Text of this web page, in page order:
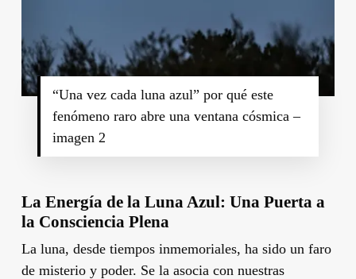
“Una vez cada luna azul” por qué este
fenómeno raro abre una ventana cósmica –
imagen 2
La Energía de la Luna Azul: Una Puerta a
la Consciencia Plena
La luna, desde tiempos inmemoriales, ha sido un faro
de misterio y poder. Se la asocia con nuestras